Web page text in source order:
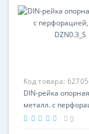
Код товара:
DIN-рейка опорная
металл. с
TS35 DZN0.3_S
0